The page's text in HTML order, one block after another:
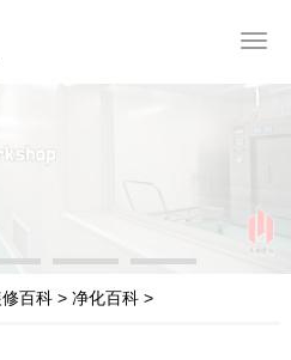
百科> 净化百科>